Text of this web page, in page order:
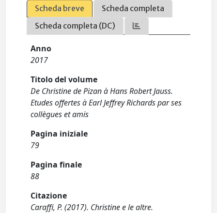
Scheda breve
Scheda completa
Scheda completa (DC)
Anno
2017
Titolo del volume
De Christine de Pizan à Hans Robert Jauss.
Etudes offertes à Earl Jeffrey Richards par ses
collègues et amis
Pagina iniziale
79
Pagina finale
88
Citazione
Caraffi, P. (2017). Christine e le altre.